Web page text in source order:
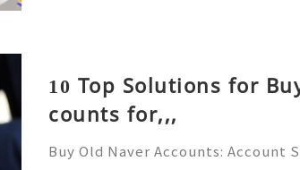
10 Top Solutions for
counts for,,,
Buy Old Naver Accounts: